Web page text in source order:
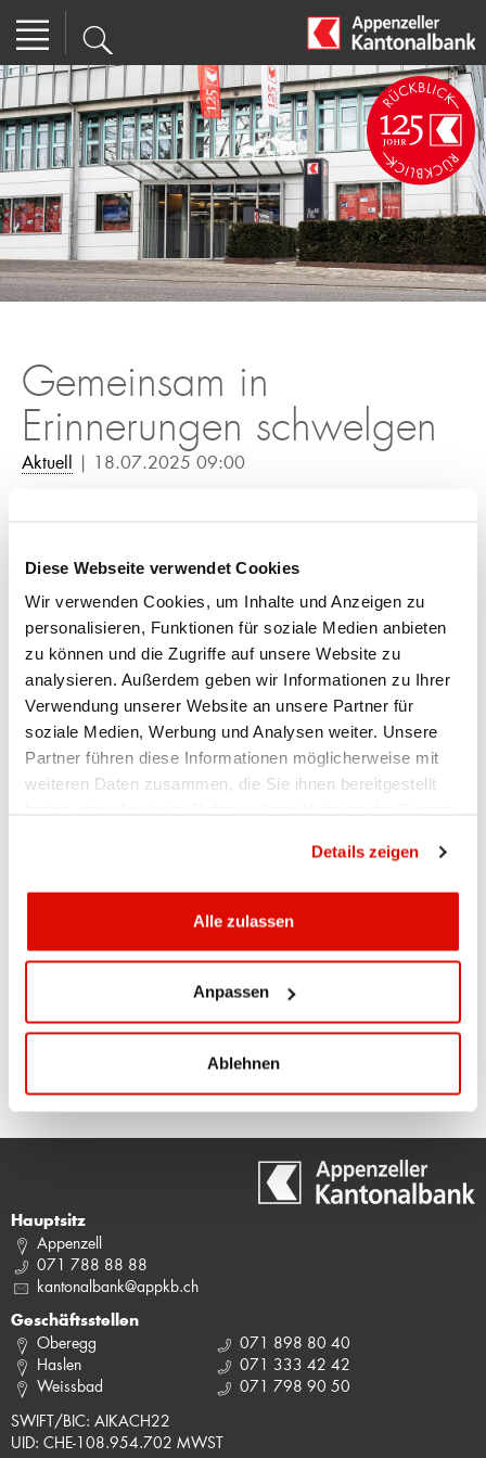
Diese Webseite verwendet Cookies
Wir verwenden Cookies, um Inhalte und Anzeigen zu
personalisieren, Funktionen für soziale Medien anbieten
zu können und die Zugriffe auf unsere Website zu
analysieren. Außerdem geben wir Informationen zu Ihrer
Verwendung unserer Website an unsere Partner für
soziale Medien, Werbung und Analysen weiter. Unsere
Partner führen diese Informationen möglicherweise mit
weiteren Daten zusammen, die Sie ihnen bereitgestellt
Details zeigen
Alle zulassen
Anpassen
Ablehnen
Gemeinsam in
Erinnerungen schwelgen
Aktuell | 18.07.2025 09:00
Externe URL
Ihr Kontakt
Hauptsitz Appenzell
071 788 88 00
ueli.manser@appkb.ch
Hauptsitz
Appenzell
071 788 88 88
kantonalbank@appkb.ch
Geschäftsstellen
Oberegg
Haslen
Weissbad
071 898 80 40
071 333 42 42
071 798 90 50
SWIFT/BIC: AIKACH22
UID: CHE-108.954.702 MWST